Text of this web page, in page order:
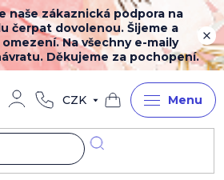
naše zákaznická podpora na
čerpat dovolenou. Šijeme a
Na všechny e-maily
Děkujeme za pochopení.
CZK
Nákupní
košík